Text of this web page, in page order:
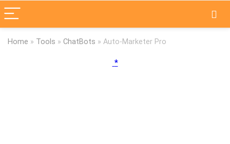
Home » Tools » ChatBots » Auto-Marketer Pro